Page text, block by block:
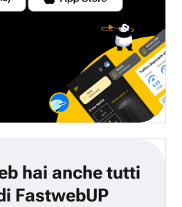
hai anche tutti
FastwebUP